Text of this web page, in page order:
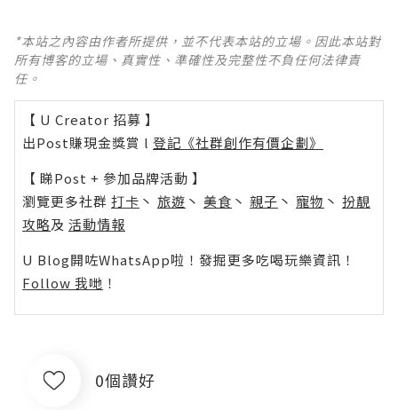
*本站之內容由作者所提供，並不代表本站的立場。因此本站對
所有博客的立場、真實性、準確性及完整性不負任何法律責
任。
【 U Creator 招募 】
出Post賺現金獎賞 l 登記《社群創作有價企劃》
【 睇Post + 參加品牌活動 】
瀏覽更多社群 打卡 丶 旅遊 丶 美食 丶 親子 丶 寵物 丶 扮靚
攻略及 活動情報
U Blog開咗WhatsApp啦！發掘更多吃喝玩樂資訊！
Follow 我哋 ！
0個讚好